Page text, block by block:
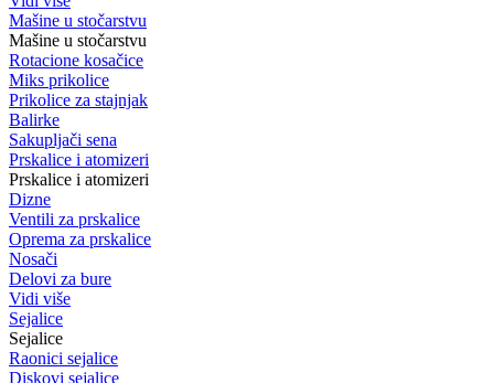
Mašine u stočarstvu
Mašine u stočarstvu
Rotacione kosačice
Miks prikolice
Prikolice za stajnjak
Balirke
Sakupljači sena
Prskalice i atomizeri
Prskalice i atomizeri
Dizne
Ventili za prskalice
Oprema za prskalice
Nosači
Delovi za bure
Vidi više
Sejalice
Sejalice
Raonici sejalice
Diskovi sejalice